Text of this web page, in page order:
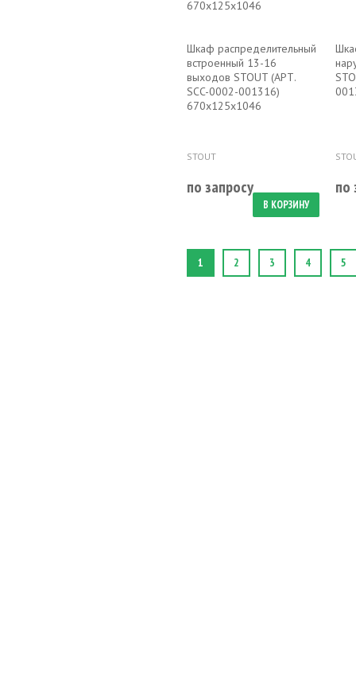
Шкаф распределительный
встроенный 13-16
выходов STOUT (АРТ.
SCC-0002-001316)
670х125х1046
STOUT
по запросу
В КОРЗИНУ
по
1 2 3 4 5